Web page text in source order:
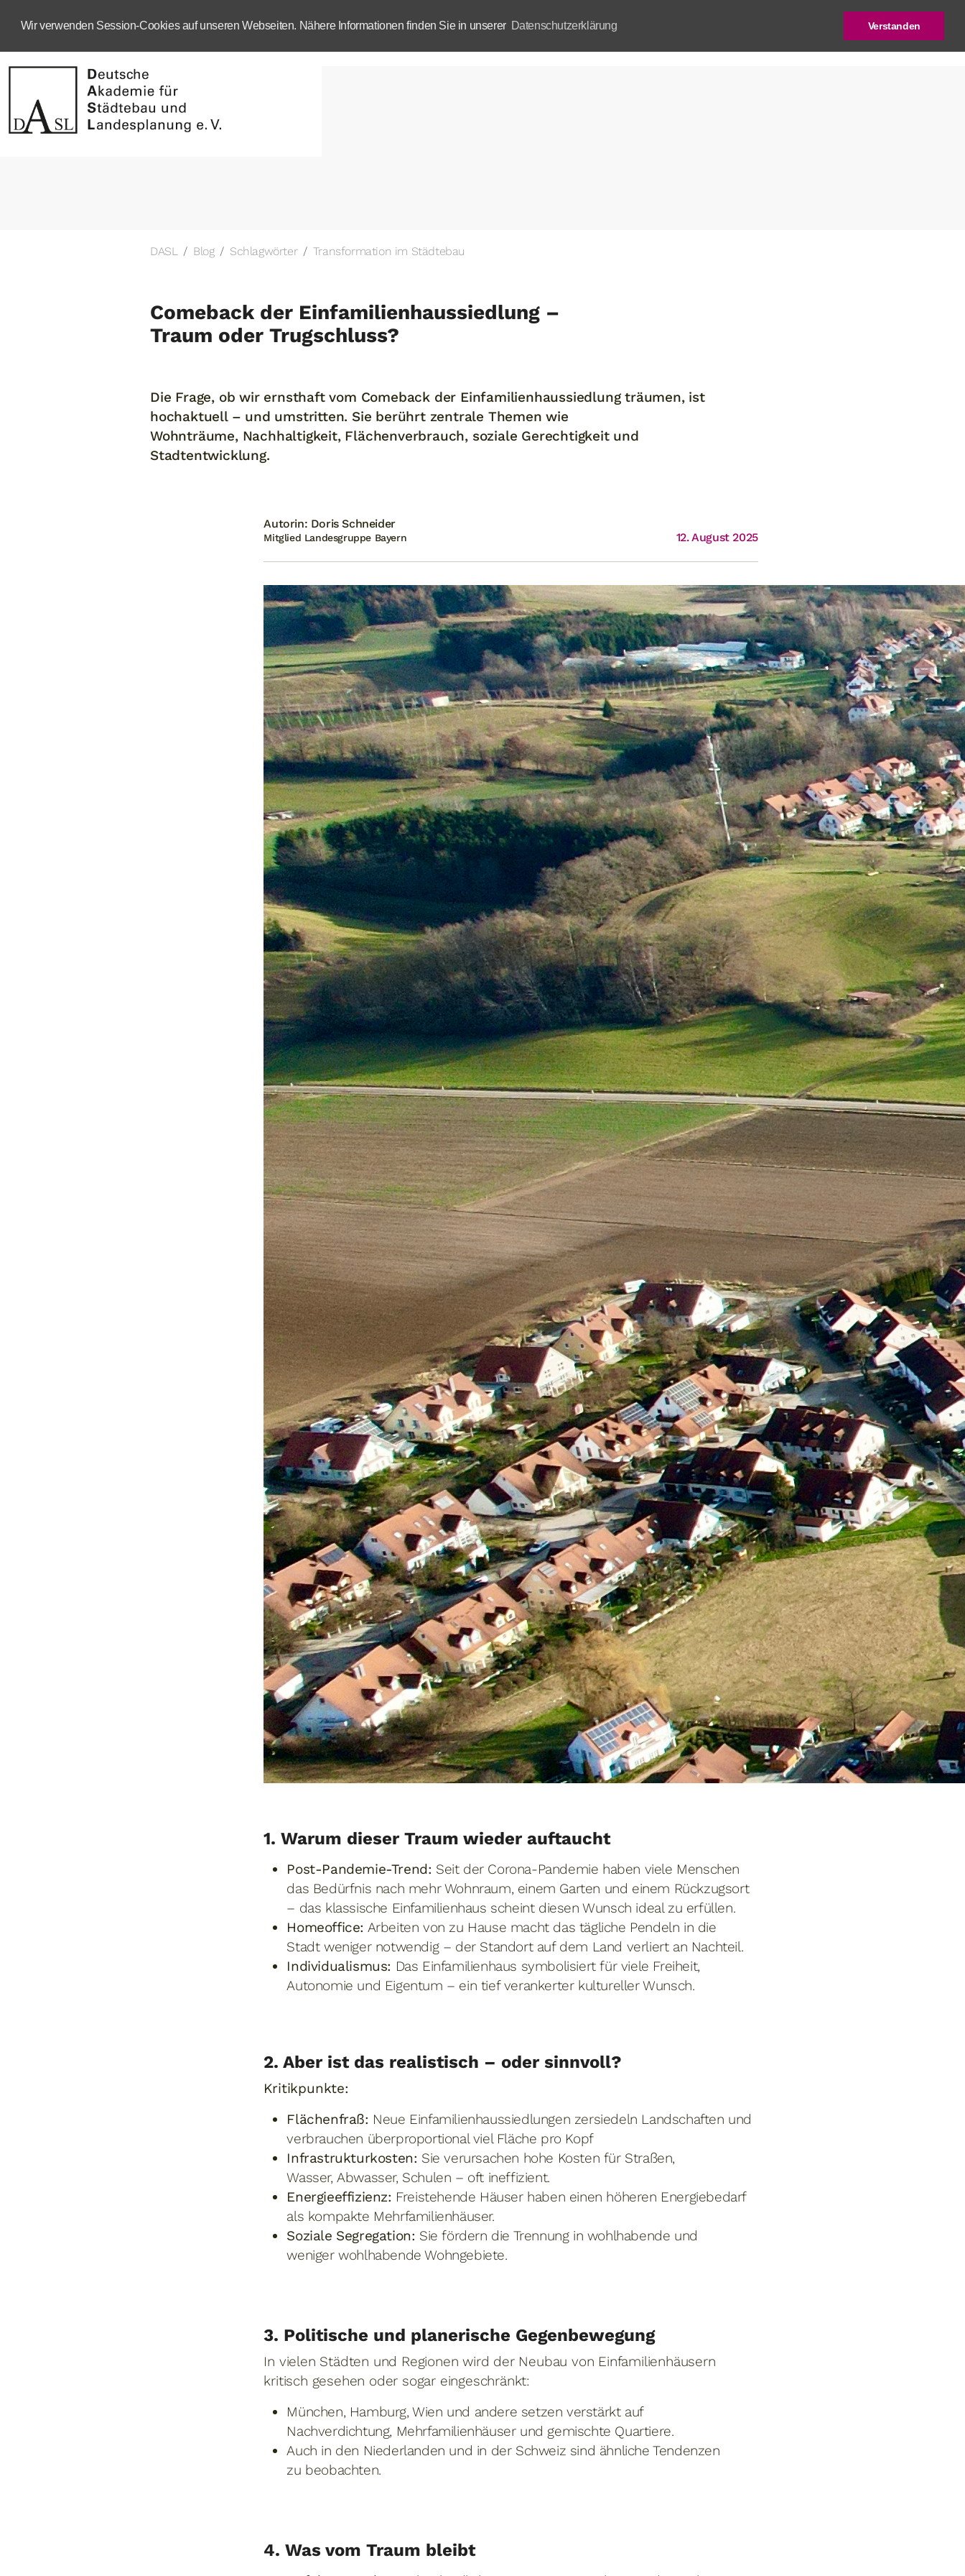
Wir verwenden Session-Cookies auf unseren Webseiten. Nähere Informationen finden Sie in unserer Datenschutzerklärung Verstanden
Aktuelles Akademie Deutscher Städtebaupreis
DASL Blog Schlagwörter Transformation im Städtebau
Comeback der Einfamilienhaussiedlung –
Traum oder Trugschluss?
Die Frage, ob wir ernsthaft vom Comeback der Einfamilienhaussiedlung träumen, ist
hochaktuell – und umstritten. Sie berührt zentrale Themen wie
Wohnträume, Nachhaltigkeit, Flächenverbrauch, soziale Gerechtigkeit und
Stadtentwicklung.
Autorin: Doris Schneider
Mitglied Landesgruppe Bayern 12. August 2025
1. Warum dieser Traum wieder auftaucht
Post-Pandemie-Trend: Seit der Corona-Pandemie haben viele Menschen
das Bedürfnis nach mehr Wohnraum, einem Garten und einem Rückzugsort
– das klassische Einfamilienhaus scheint diesen Wunsch ideal zu erfüllen.
Homeoffice: Arbeiten von zu Hause macht das tägliche Pendeln in die
Stadt weniger notwendig – der Standort auf dem Land verliert an Nachteil.
Individualismus: Das Einfamilienhaus symbolisiert für viele Freiheit,
Autonomie und Eigentum – ein tief verankerter kultureller Wunsch.
2. Aber ist das realistisch – oder sinnvoll?
Kritikpunkte:
Flächenfraß: Neue Einfamilienhaussiedlungen zersiedeln Landschaften und
verbrauchen überproportional viel Fläche pro Kopf
Infrastrukturkosten: Sie verursachen hohe Kosten für Straßen,
Wasser, Abwasser, Schulen – oft ineffizient.
Energieeffizienz: Freistehende Häuser haben einen höheren Energiebedarf
als kompakte Mehrfamilienhäuser.
Soziale Segregation: Sie fördern die Trennung in wohlhabende und
weniger wohlhabende Wohngebiete.
3. Politische und planerische Gegenbewegung
In vielen Städten und Regionen wird der Neubau von Einfamilienhäusern
kritisch gesehen oder sogar eingeschränkt:
München, Hamburg, Wien und andere setzen verstärkt auf
Nachverdichtung, Mehrfamilienhäuser und gemischte Quartiere.
Auch in den Niederlanden und in der Schweiz sind ähnliche Tendenzen
zu beobachten.
4. Was vom Traum bleibt